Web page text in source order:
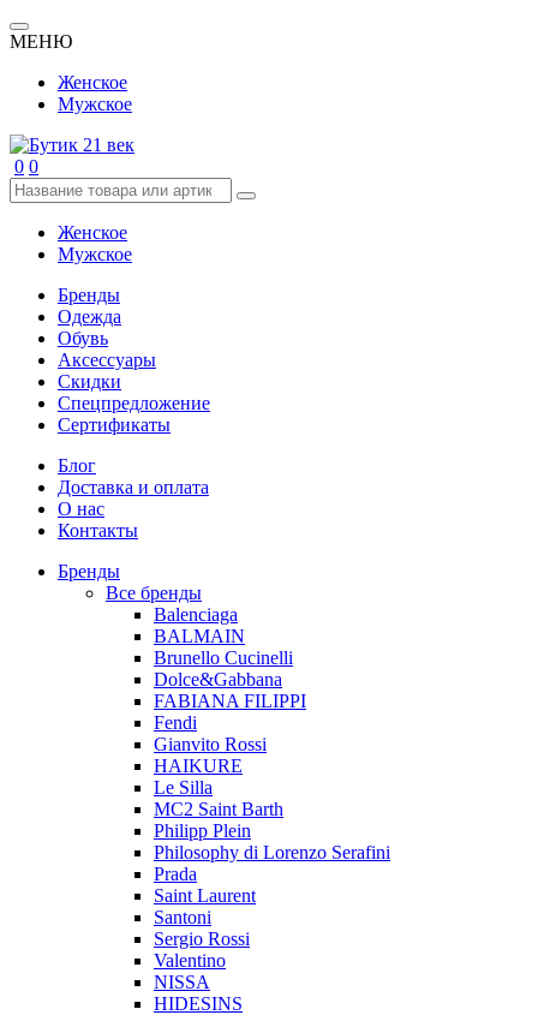
МЕНЮ
Женское
Мужское
0 0
Женское
Мужское
Бренды
Одежда
Обувь
Аксессуары
Скидки
Спецпредложение
Сертификаты
Блог
Доставка и оплата
О нас
Контакты
Бренды
Все бренды
Balenciaga
BALMAIN
Brunello Cucinelli
Dolce&Gabbana
FABIANA FILIPPI
Fendi
Gianvito Rossi
HAIKURE
Le Silla
MC2 Saint Barth
Philipp Plein
Philosophy di Lorenzo Serafini
Prada
Saint Laurent
Santoni
Sergio Rossi
Valentino
NISSA
HIDESINS